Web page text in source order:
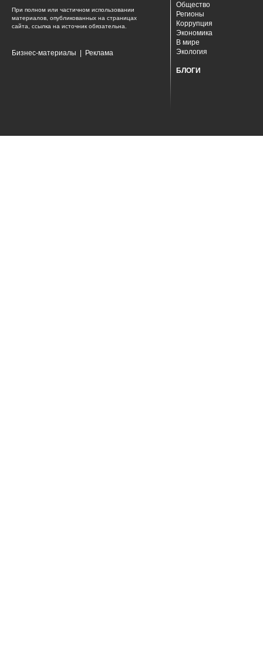
При полном или частичном использовании
материалов, опубликованных на страницах
сайта, ссылка на источник обязательна.
Бизнес-материалы Реклама
Общество
Регионы
Коррупция
Экономика
В мире
Экология
БЛОГИ